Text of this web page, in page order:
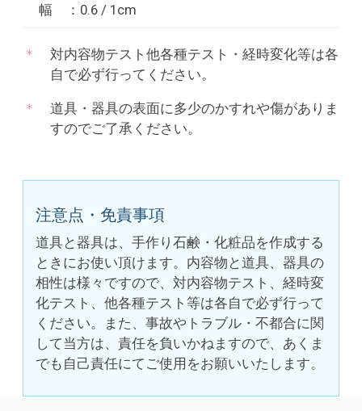
幅 ：0.6 / 1cm
対内容物テスト他各種テスト・経時変化等は各
自で必ず行ってください。
道具・器具の表面に多少のかすれや傷がありま
すのでご了承ください。
注意点・免責事項
道具と器具は、手作り石鹸・化粧品を作成する
ときにお使い頂けます。内容物と道具、器具の
相性は様々ですので、対内容物テスト、経時変
化テスト、他各種テスト等は各自で必ず行って
ください。また、事故やトラブル・不都合に関
して当方は、責任を負いかねますので、あくま
でも自己責任にてご使用をお願いいたします。